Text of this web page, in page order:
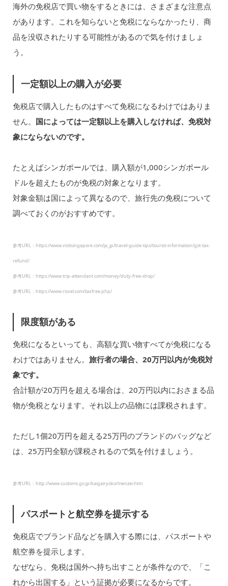
海外の免税店で買い物をするときには、さまざまな注意点
があります。これを知らないと免税にならなかったり、商
品を没収されたりする可能性があるので気を付けましょ
う。
一定額以上の購入が必要
免税店で購入したものはすべて免税になるわけではありま
せん。 国によっては一定額以上を購入しなければ、免税対
象にならないのです。
たとえばシンガポールでは、購入額が1,000シンガポール
ドルを超えたものが免税の対象となります。
対象金額は国によって異なるので、旅行先の免税について
調べておくのがおすすめです。
参考URL：https://www.visitsingapore.com/ja_jp/travel-guide-tips/tourist-information/gst-tax-
refund/
参考URL：https://www.trip-attendant.com/money/duty-free-shop/
参考URL：https://www.risvel.com/taxfree.php/
限度額がある
免税になるといっても、高額な買い物すべてが免税になる
わけではありません。 旅行者の場合、20万円以内が免税対
象です。
合計額が20万円を超える場合は、20万円以内におさまる品
物が免税となります。それ以上の品物には課税されます。
ただし1個20万円を超える25万円のブランドのバッグなど
は、25万円全額が課税されるので気を付けましょう。
参考URL：http://www.customs.go.jp/kaigairyoko/menzei.htm
パスポートと航空券を提示する
免税店でブランド品などを購入する際には、パスポートや
航空券を提示します。
なぜなら、免税は国外へ持ち出すことが条件なので、「こ
れから出国する」という証拠が必要になるからです。